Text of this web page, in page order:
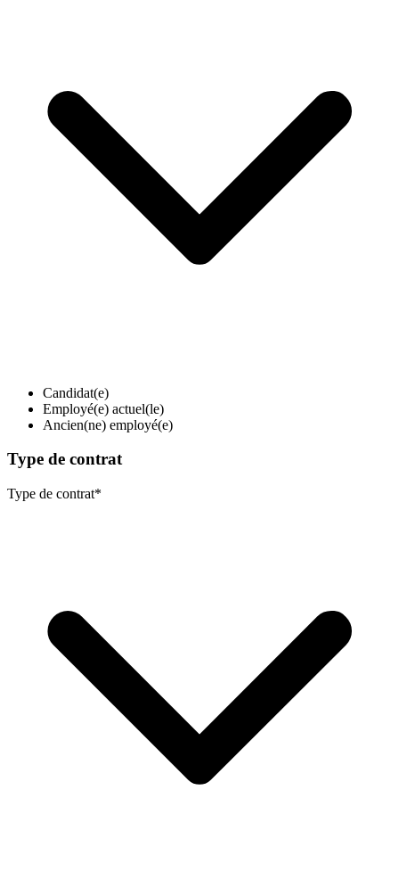
Candidat(e)
Employé(e) actuel(le)
Ancien(ne) employé(e)
Type de contrat
Type de contrat*